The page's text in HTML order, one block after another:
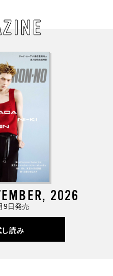
2026
9日発売
し読み